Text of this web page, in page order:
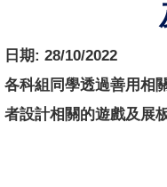
日期: 28/10/2022
各科組同學透過善用相
者設計相關的遊戲及展板